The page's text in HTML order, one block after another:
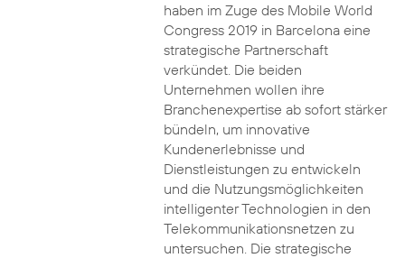
haben im Zuge des Mobile World
Congress 2019 in Barcelona eine
strategische Partnerschaft
verkündet. Die beiden
Unternehmen wollen ihre
Branchenexpertise ab sofort stärker
bündeln, um innovative
Kundenerlebnisse und
Dienstleistungen zu entwickeln
und die Nutzungsmöglichkeiten
intelligenter Technologien in den
Telekommunikationsnetzen zu
untersuchen. Die strategische